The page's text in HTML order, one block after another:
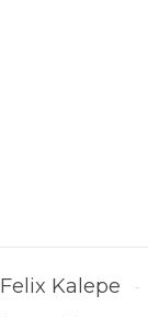
Felix Kalepe